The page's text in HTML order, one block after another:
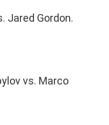
Jared Gordon.
vs. Marco